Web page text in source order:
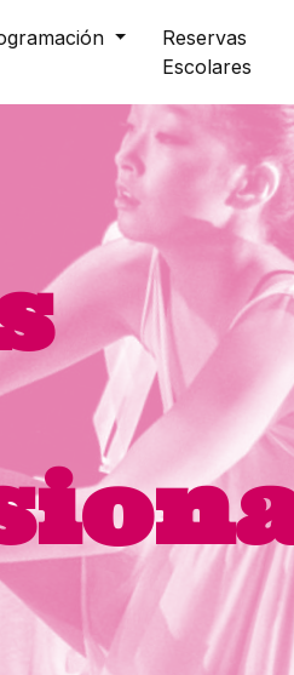
Reservas
Escolares